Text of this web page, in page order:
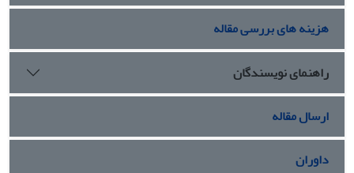
هزینه های بررسی مقاله
راهنمای نویسندگان
ارسال مقاله
داوران